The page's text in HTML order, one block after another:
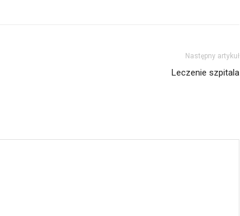
Następny artykuł
Leczenie szpitala